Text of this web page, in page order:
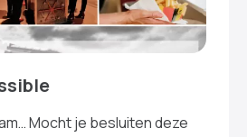
Mocht je besluiten deze